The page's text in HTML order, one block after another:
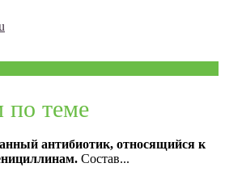
по теме
антибиотик, относящийся к
Состав...